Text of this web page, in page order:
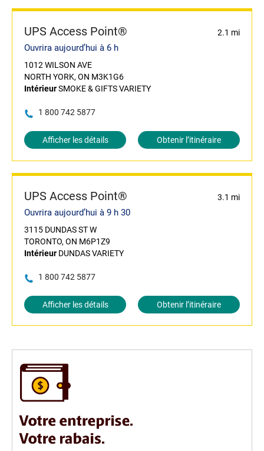
UPS Access Point® 2.1 mi
Ouvrira aujourd’hui à 6 h
1012 WILSON AVE
NORTH YORK, ON M3K1G6
IntérieurSMOKE & GIFTS VARIETY
1 800 742 5877
Afficher les détails Obtenir l’itinéraire
UPS Access Point® 3.1 mi
Ouvrira aujourd’hui à 9 h 30
3115 DUNDAS ST W
TORONTO, ON M6P1Z9
Intérieur DUNDAS VARIETY
1 800 742 5877
Afficher les détails Obtenir l’itinéraire